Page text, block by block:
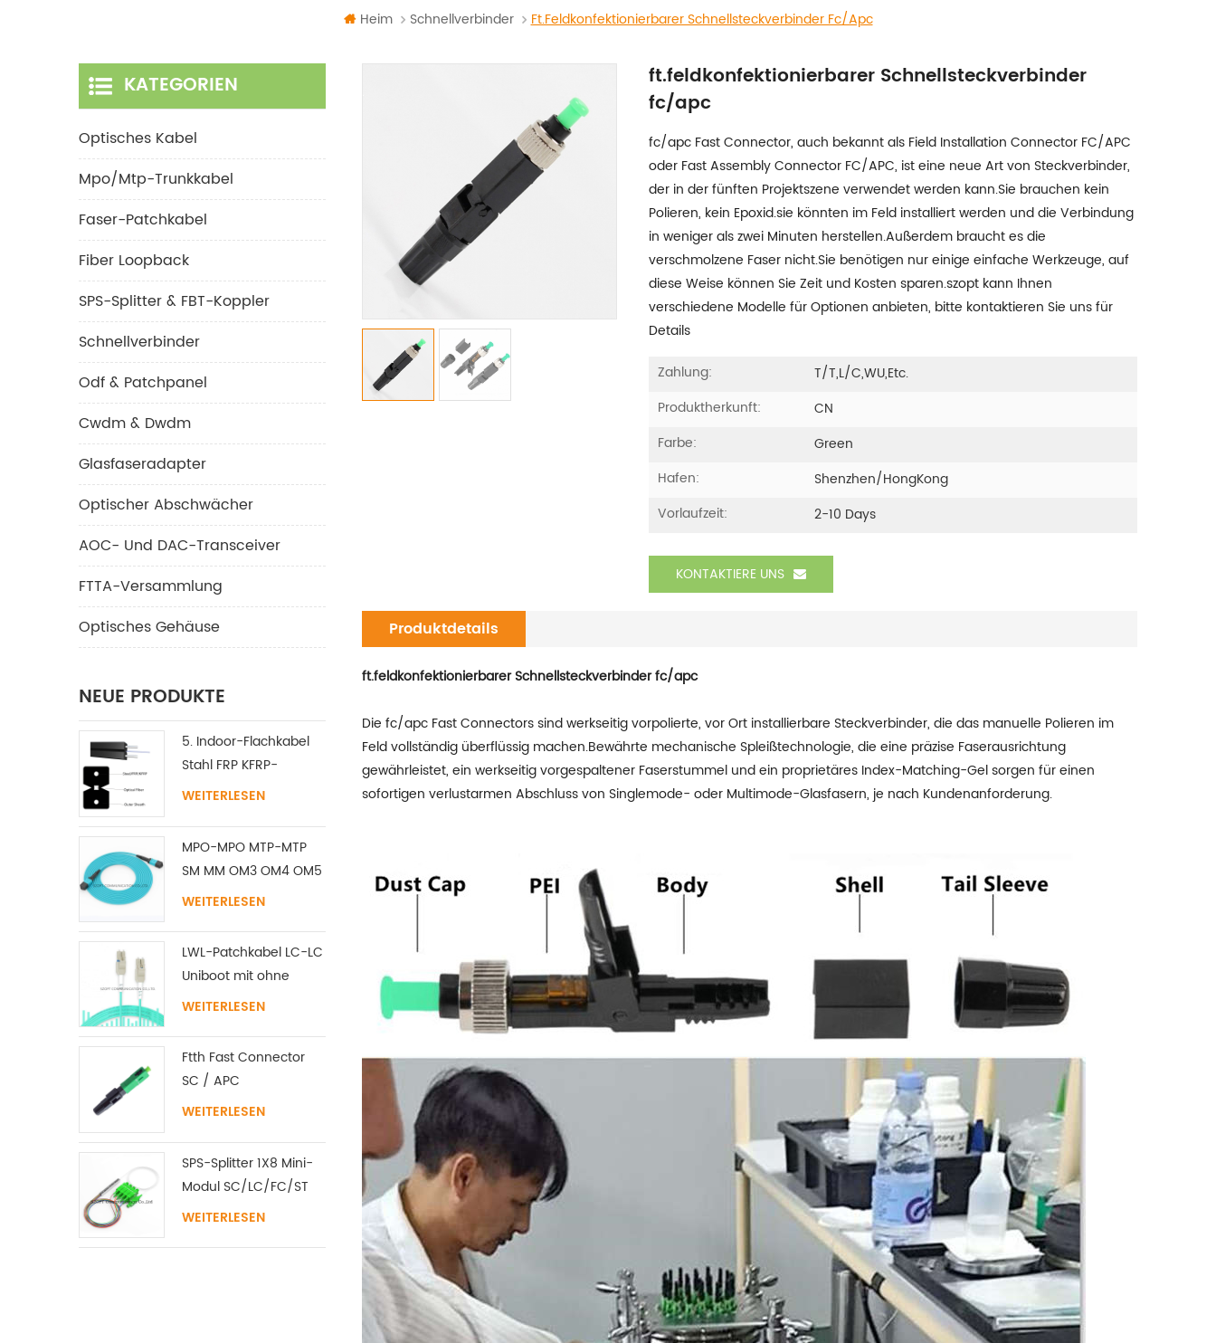
Heim Schnellverbinder Ft.feldkonfektionierbarer Schnellsteckverbinder Fc/apc
KATEGORIEN
Optisches Kabel
Mpo/mtp-Trunkkabel
Faser-Patchkabel
Fiber Loopback
SPS-Splitter & FBT-Koppler
Schnellverbinder
Odf & Patchpanel
Cwdm & Dwdm
Glasfaseradapter
Optischer Abschwächer
AOC- Und DAC-Transceiver
FTTA-Versammlung
Optisches Gehäuse
NEUE PRODUKTE
5. Indoor-Flachkabel
Stahl FRP KFRP-
Festigkeitselement
WEITERLESEN
MPO-MPO MTP-MTP
SM MM OM3 OM4 OM5
Stammkabel
WEITERLESEN
LWL-Patchkabel LC-LC
Uniboot mit ohne
Lasche Singlemode
WEITERLESEN
Ftth Fast Connector
SC / APC
WEITERLESEN
SPS-Splitter 1X8 Mini-
Modul SC/LC/FC/ST
UPC APC
WEITERLESEN
ft.feldkonfektionierbarer Schnellsteckverbinder
fc/apc
fc/apc Fast Connector, auch bekannt als Field Installation Connector FC/APC
oder Fast Assembly Connector FC/APC, ist eine neue Art von Steckverbinder,
der in der fünften Projektszene verwendet werden kann.Sie brauchen kein
Polieren, kein Epoxid.sie könnten im Feld installiert werden und die Verbindung
in weniger als zwei Minuten herstellen.Außerdem braucht es die
verschmolzene Faser nicht.Sie benötigen nur einige einfache Werkzeuge, auf
diese Weise können Sie Zeit und Kosten sparen.szopt kann Ihnen
verschiedene Modelle für Optionen anbieten, bitte kontaktieren Sie uns für
Details
Zahlung:
T/T,L/C,WU,etc.
Produktherkunft:
CN
Farbe:
Green
Hafen:
Shenzhen/HongKong
Vorlaufzeit:
2-10 Days
KONTAKTIERE UNS
Produktdetails
ft.feldkonfektionierbarer Schnellsteckverbinder fc/apc
Die fc/apc Fast Connectors sind werkseitig vorpolierte, vor Ort installierbare Steckverbinder, die das manuelle Polieren im
Feld vollständig überflüssig machen.Bewährte mechanische Spleißtechnologie, die eine präzise Faserausrichtung
gewährleistet, ein werkseitig vorgespaltener Faserstummel und ein proprietäres Index-Matching-Gel sorgen für einen
sofortigen verlustarmen Abschluss von Singlemode- oder Multimode-Glasfasern, je nach Kundenanforderung.